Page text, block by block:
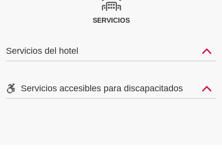
SERVICIOS
Servicios del hotel
Servicios accesibles para discapacitados